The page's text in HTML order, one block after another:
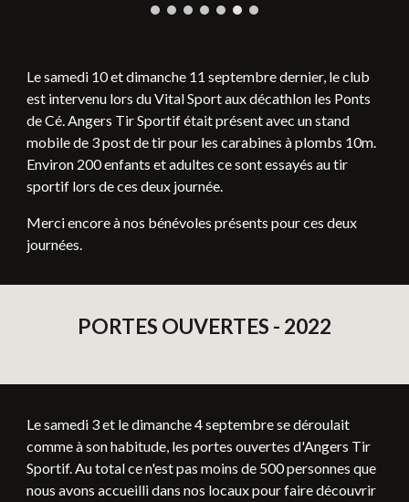
Le samedi 10 et dimanche 11 septembre dernier, le club
est intervenu lors du Vital Sport aux décathlon les Ponts
de Cé. Angers Tir Sportif était présent avec un stand
mobile de 3 post de tir pour les carabines à plombs 10m.
Environ 200 enfants et adultes ce sont essayés au tir
sportif lors de ces deux journée.
Merci encore à nos bénévoles présents pour ces deux
journées.
PORTES OUVERTES - 2022
Le samedi 3 et le dimanche 4 septembre se déroulait
comme à son habitude, les portes ouvertes d'Angers Tir
Sportif. Au total ce n'est pas moins de 500 personnes que
nous avons accueilli dans nos locaux pour faire découvrir